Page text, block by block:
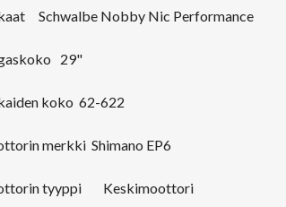
Schwalbe Nobby Nic Performance
29"
koko 62-622
merkki Shimano EP6
tyyppi Keskimoottori